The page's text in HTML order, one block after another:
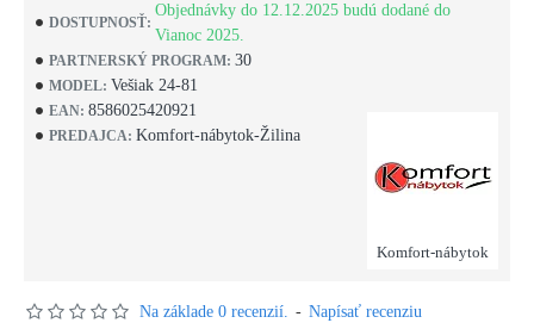
DOSTUPNOSŤ:
Objednávky do 12.12.2025 budú dodané do
Vianoc 2025.
PARTNERSKÝ PROGRAM: 30
MODEL: Vešiak 24-81
EAN: 8586025420921
PREDAJCA: Komfort-nábytok-Žilina
Komfort-nábytok
Na základe 0 recenzií. - Napísať recenziu